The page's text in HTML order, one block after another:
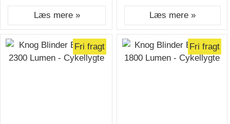
Læs mere » Læs mere »
Fri fragt Fri fragt